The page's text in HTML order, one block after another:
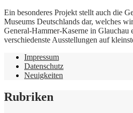
Ein besonderes Projekt stellt auch die
Museums Deutschlands dar, welches
General-Hammer-Kaserne in Glauchau
verschiedenste Ausstellungen auf
Impressum
Datenschutz
Neuigkeiten
Rubriken